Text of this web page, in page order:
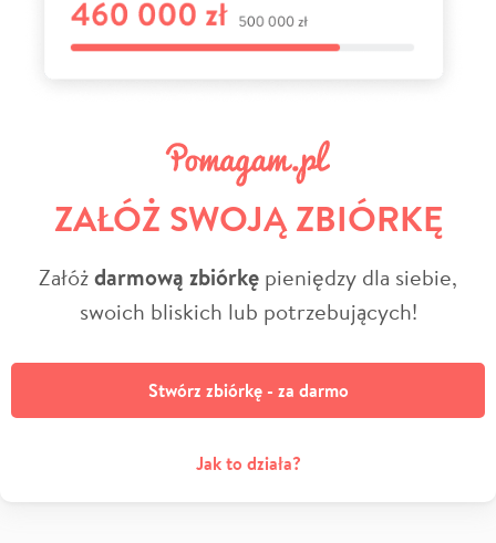
ZAŁÓŻ SWOJĄ ZBIÓRKĘ
Załóżdarmową zbiórkę pieniędzy dla siebie,
swoich bliskich lub potrzebujących!
Stwórz zbiórkę - za darmo
Jak to działa?